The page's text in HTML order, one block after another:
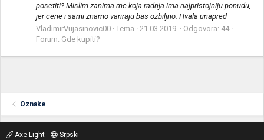
posetiti? Mislim zanima me koja radnja ima najpristojniju ponudu,
jer cene i sami znamo variraju bas ozbiljno. Hvala unapred
VladimirVujasinovic00 Tema 21.03.2019.
Odgovora: 44
Forum: Gde kupiti?
Oznake
Axe Light
Srpski